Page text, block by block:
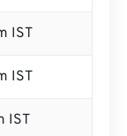
IST
IST
IST